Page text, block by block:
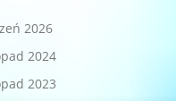
2026
2024
2023